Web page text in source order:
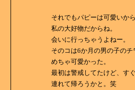
それでもパピーは可愛いか
私の大好物だからね。
会いに行っちゃうよねー。
そのコは6か月の男の子のチ
めちゃ可愛かった。
最初は警戒してたけど、す
連れて帰ろうかと。笑